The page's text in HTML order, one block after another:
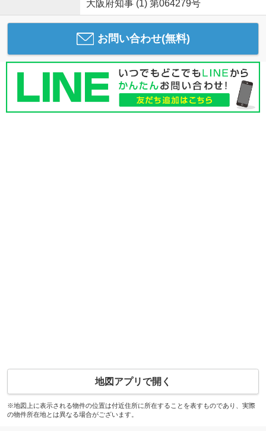
大阪府知事 (1) 第064279号
お問い合わせ(無料)
地図アプリで開く
※地図上に表示される物件の位置は付近住所に所在することを表すものであり、実際
の物件所在地とは異なる場合がございます。